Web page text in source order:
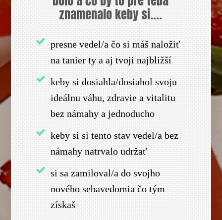
znamenalo keby si....
presne vedel/a čo si máš naložiť
na tanier ty a aj tvoji najbližší
keby si dosiahla/dosiahol svoju
ideálnu váhu, zdravie a vitalitu
bez námahy a jednoducho
keby si si tento stav vedel/a bez
námahy natrvalo udržať
si sa zamiloval/a do svojho
nového sebavedomia čo tým
získaš